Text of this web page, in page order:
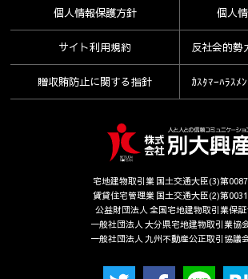
宅地建物取引業 国土交通大臣(3)第
賃貸住宅管理業 国土交通大臣(2)第
公益財団法人 全国宅地建物取引業保
一般社団法人 大分県宅地建物取引業協
一般社団法人 九州不動産公正取引協議
個人情報保護方針 個人
サイト利用規約 反社会的勢
贈収賄防止に関する指針 ｶｽﾀﾏｰﾊﾗｽﾒ